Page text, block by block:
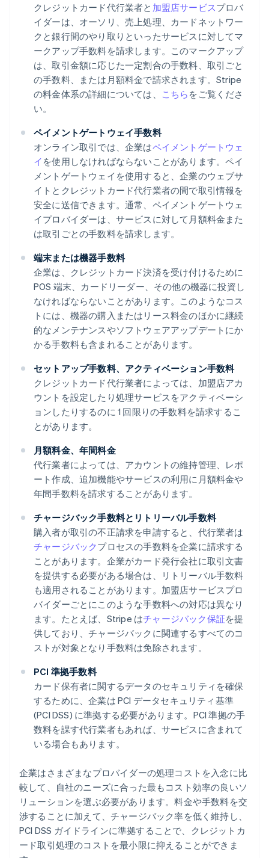
クレジットカード代行業者と 加盟店サービスプロバ
イダーは、オーソリ、売上処理、カードネットワー
クと銀行間のやり取りといったサービスに対してマ
ークアップ手数料を請求します。このマークアップ
は、取引金額に応じた一定割合の手数料、取引ごと
の手数料、または月額料金で請求されます。Stripe
の料金体系の詳細については、
こちら をご覧くださ
い。
ペイメントゲートウェイ手数料
オンライン取引では、企業はペイメントゲートウェ
イ を使用しなければならないことがあります。ペイ
メントゲートウェイを使用すると、企業のウェブサ
イトとクレジットカード代行業者の間で取引情報を
安全に送信できます。通常、ペイメントゲートウェ
イプロバイダーは、サービスに対して月額料金また
は取引ごとの手数料を請求します。
端末または機器手数料
企業は、クレジットカード決済を受け付けるために
POS 端末、カードリーダー、その他の機器に投資し
なければならないことがあります。このようなコス
トには、機器の購入またはリース料金のほかに継続
的なメンテナンスやソフトウェアアップデートにか
かる手数料も含まれることがあります。
セットアップ手数料、アクティベーション手数料
クレジットカード代行業者によっては、加盟店アカ
ウントを設定したり処理サービスをアクティベーシ
ョンしたりするのに 1 回限りの手数料を請求するこ
とがあります。
月額料金、年間料金
代行業者によっては、アカウントの維持管理、レポ
ート作成、追加機能やサービスの利用に月額料金や
年間手数料を請求することがあります。
チャージバック手数料とリトリーバル手数料
購入者が取引の不正請求を申請すると、代行業者は
チャージバックプロセスの手数料を企業に請求する
ことがあります。企業がカード発行会社に取引文書
を提供する必要がある場合は、リトリーバル手数料
も適用されることがあります。加盟店サービスプロ
バイダーごとにこのような手数料への対応は異なり
ます。たとえば、Stripe はチャージバック保証を提
供しており、チャージバックに関連するすべてのコ
ストが対象となり手数料は免除されます。
PCI 準拠手数料
カード保有者に関するデータのセキュリティを確保
するために、企業は PCI データセキュリティ基準
(PCI DSS) に準拠する必要があります。PCI 準拠の手
数料を課す代行業者もあれば、サービスに含まれて
いる場合もあります。
企業はさまざまなプロバイダーの処理コストを入念に比
較して、自社のニーズに合った最もコスト効率の良いソ
リューションを選ぶ必要があります。料金や手数料を交
渉することに加えて、チャージバック率を低く維持し、
PCI DSS ガイドラインに準拠することで、クレジットカ
ード取引処理のコストを最小限に抑えることができま